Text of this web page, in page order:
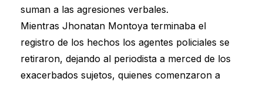
suman a las agresiones verbales.
Mientras Jhonatan Montoya terminaba el
registro de los hechos los agentes policiales se
retiraron, dejando al periodista a merced de los
exacerbados sujetos, quienes comenzaron a